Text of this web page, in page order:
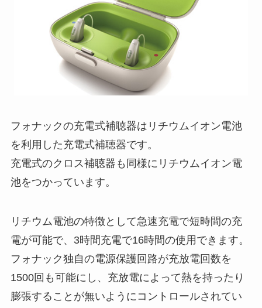
フォナックの充電式補聴器はリチウムイオン電池
を利用した充電式補聴器です。
充電式のクロス補聴器も同様にリチウムイオン電
池をつかっています。
リチウム電池の特徴として急速充電で短時間の充
電が可能で、3時間充電で16時間の使用できます。
フォナック独自の電源保護回路が充放電回数を
1500回も可能にし、充放電によって熱を持ったり
膨張することが無いようにコントロールされてい